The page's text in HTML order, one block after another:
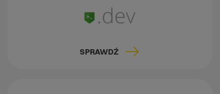
SPRAWDŹ